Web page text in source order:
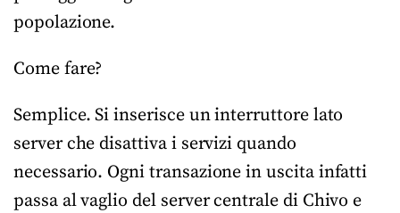
popolazione.
Come fare?
Semplice. Si inserisce un interruttore lato
server che disattiva i servizi quando
necessario. Ogni transazione in uscita infatti
passa al vaglio del server centrale di Chivo e